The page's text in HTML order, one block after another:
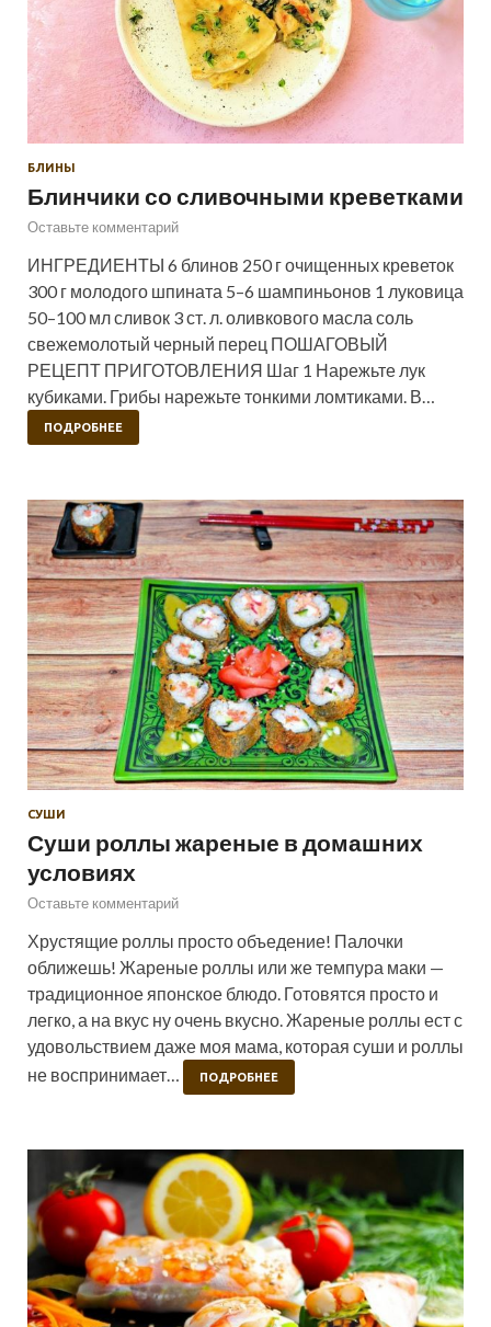
БЛИНЫ
Блинчики со сливочными креветками
Оставьте комментарий
ИНГРЕДИЕНТЫ 6 блинов 250 г очищенных креветок
300 г молодого шпината 5–6 шампиньонов 1 луковица
50–100 мл сливок 3 ст. л. оливкового масла соль
свежемолотый черный перец ПОШАГОВЫЙ
РЕЦЕПТ ПРИГОТОВЛЕНИЯ Шаг 1 Нарежьте лук
кубиками. Грибы нарежьте тонкими ломтиками. В…
ПОДРОБНЕЕ
СУШИ
Суши роллы жареные в домашних
условиях
Оставьте комментарий
Хрустящие роллы просто объедение! Палочки
оближешь! Жареные роллы или же темпура маки —
традиционное японское блюдо. Готовятся просто и
легко, а на вкус ну очень вкусно. Жареные роллы ест с
удовольствием даже моя мама, которая суши и роллы
не воспринимает…
ПОДРОБНЕЕ